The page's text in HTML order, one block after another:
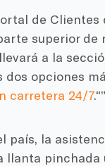
de
superior de
a la
dos opciones
carretera 24/7."”
país, la
pinchada